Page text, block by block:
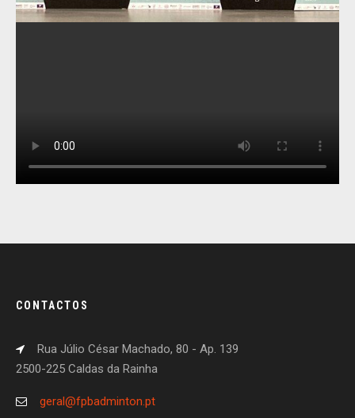
CONTACTOS
Rua Júlio César Machado, 80 - Ap. 139
2500-225 Caldas da Rainha
geral@fpbadminton.pt